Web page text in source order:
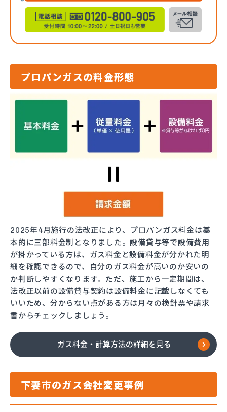
プロパンガスの料金形態
2025年4月施行の法改正により、プロパンガス料金は基
本的に三部料金制となりました。設備貸与等で設備費用
が掛かっている方は、ガス料金と設備料金が分かれた明
細を確認できるので、自分のガス料金が高いのか安いの
か判断しやすくなります。ただ、施工から一定期間は、
法改正以前の設備貸与契約は設備料金に記載しなくても
いいため、分からない点がある方は月々の検針票や請求
書からチェックしましょう。
ガス料金・計算方法の詳細を見る
下妻市のガス会社変更事例